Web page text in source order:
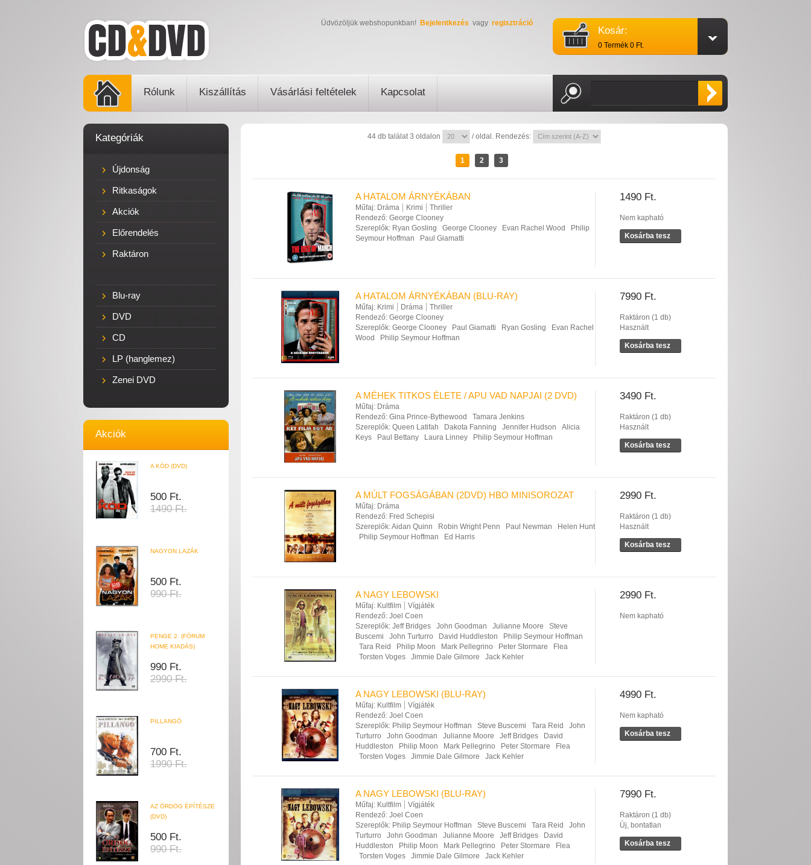
Kosár:
0 Termék 0 Ft.
Üdvözöljük webshopunkban! Bejelentkezés vagy regisztráció
Rólunk Kiszállítás Vásárlási feltételek Kapcsolat
Kategóriák
Újdonság
Ritkaságok
Akciók
Előrendelés
Raktáron
Blu-ray
DVD
CD
LP (hanglemez)
Zenei DVD
Akciók
A KÓD (DVD)
500 Ft.
1490 Ft.
NAGYON LAZÁK
500 Ft.
990 Ft.
PENGE 2. (FÓRUM
HOME KIADÁS)
990 Ft.
2990 Ft.
PILLANGÓ
700 Ft.
1990 Ft.
AZ ÖRDÖG ÉPÍTÉSZE
(DVD)
500 Ft.
990 Ft.
44 db találat 3 oldalon / oldal. Rendezés:
1 2 3
1490 Ft.
Nem kapható
Kosárba tesz
A HATALOM ÁRNYÉKÁBAN
Műfaj: Dráma Krimi
Thriller
Rendező: George Clooney
Szereplők: Ryan Gosling George Clooney Evan Rachel Wood
Philip
Seymour Hoffman
Paul Giamatti
7990 Ft.
Raktáron (1 db)
Használt
Kosárba tesz
A HATALOM ÁRNYÉKÁBAN (BLU-RAY)
Műfaj: Krimi Dráma
Thriller
Rendező: George Clooney
Szereplők: George Clooney Paul Giamatti Ryan Gosling
Evan Rachel
Wood
Philip Seymour Hoffman
3490 Ft.
Raktáron (1 db)
Használt
Kosárba tesz
A MÉHEK TITKOS ÉLETE / APU VAD NAPJAI (2 DVD)
Műfaj: Dráma
Rendező: Gina Prince-Bythewood
Tamara Jenkins
Szereplők: Queen Latifah Dakota Fanning Jennifer Hudson
Alicia
Keys
Paul Bettany Laura Linney Philip Seymour Hoffman
2990 Ft.
Raktáron (1 db)
Használt
Kosárba tesz
A MÚLT FOGSÁGÁBAN (2DVD) HBO MINISOROZAT
Műfaj: Dráma
Rendező: Fred Schepisi
Szereplők:Aidan Quinn Robin Wright Penn Paul Newman
Helen Hunt
Philip Seymour Hoffman
Ed Harris
2990 Ft.
Nem kapható
A NAGY LEBOWSKI
Műfaj: Kultfilm
Vígjáték
Rendező: Joel Coen
Szereplők: Jeff Bridges John Goodman Julianne Moore
Steve
Buscemi
John Turturro David Huddleston
Philip Seymour Hoffman
Tara Reid
Philip Moon Mark Pellegrino Peter Stormare
Flea
Torsten Voges
Jimmie Dale Gilmore Jack Kehler
4990 Ft.
Nem kapható
Kosárba tesz
A NAGY LEBOWSKI (BLU-RAY)
Műfaj: Kultfilm
Vígjáték
Rendező: Joel Coen
Szereplők: Philip Seymour Hoffman Steve Buscemi Tara Reid
John
Turturro
John Goodman Julianne Moore Jeff Bridges
David
Huddleston
Philip Moon Mark Pellegrino Peter Stormare
Flea
Torsten Voges
Jimmie Dale Gilmore Jack Kehler
7990 Ft.
Raktáron (1 db)
Új, bontatlan
Kosárba tesz
A NAGY LEBOWSKI (BLU-RAY)
Műfaj: Kultfilm
Vígjáték
Rendező: Joel Coen
Szereplők: Philip Seymour Hoffman Steve Buscemi Tara Reid
John
Turturro
John Goodman Julianne Moore Jeff Bridges
David
Huddleston
Philip Moon Mark Pellegrino Peter Stormare
Flea
Torsten Voges
Jimmie Dale Gilmore Jack Kehler